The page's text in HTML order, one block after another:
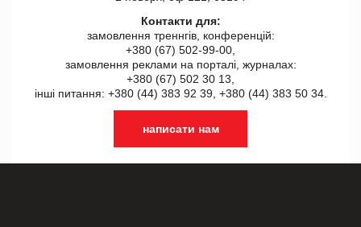
Контакти для:
замовлення треннгів, конференцій:
+380 (67) 502-99-00,
замовлення реклами на порталі, журналах:
+380 (67) 502 30 13,
інші питання: +380 (44) 383 92 39, +380 (44) 383 50 34.
написати нам